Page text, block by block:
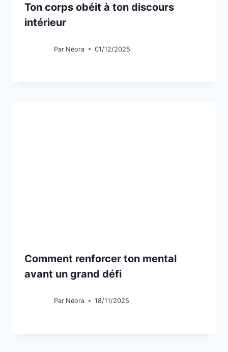
Ton corps obéit à ton discours
intérieur
Par Néora 01/12/2025
Comment renforcer ton mental
avant un grand défi
Par Néora 18/11/2025